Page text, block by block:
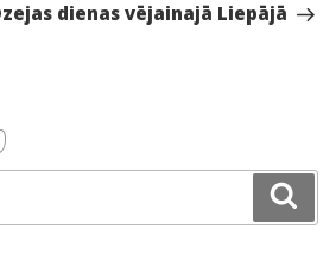
dienas vējainajā Liepājā